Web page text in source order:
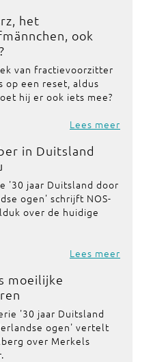
het
ook
van fractievoorzitter
op een reset, aldus
hij er ook iets mee?
Lees meer
in Duitsland
'30 jaar Duitsland door
ogen' schrijft NOS-
over de huidige
Lees meer
moeilijke
'30 jaar Duitsland
ogen' vertelt
over Merkels